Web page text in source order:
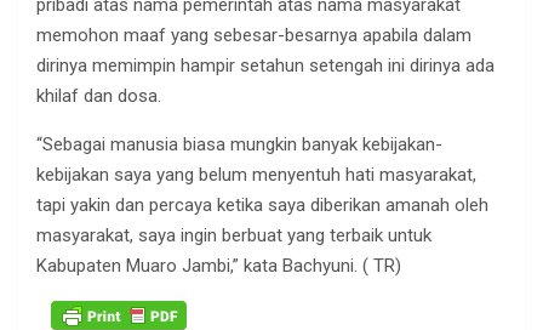
pribadi atas nama pemerintah atas nama masyarakat
memohon maaf yang sebesar-besarnya apabila dalam
dirinya memimpin hampir setahun setengah ini dirinya ada
khilaf dan dosa.
“Sebagai manusia biasa mungkin banyak kebijakan-
kebijakan saya yang belum menyentuh hati masyarakat,
tapi yakin dan percaya ketika saya diberikan amanah oleh
masyarakat, saya ingin berbuat yang terbaik untuk
Kabupaten Muaro Jambi,” kata Bachyuni. ( TR)